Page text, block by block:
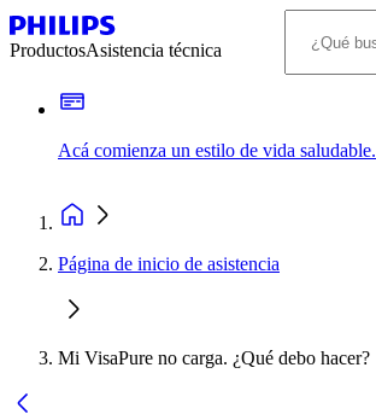
ProductosAsistencia técnica
Acá comienza un estilo de vida
Página de inicio de asistencia
Mi VisaPure no carga. ¿Qué debo hacer?